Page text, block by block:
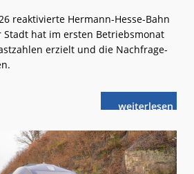
reaktivierte Hermann-Hesse-Bahn
Stadt hat im ersten Betriebsmonat
erzielt und die Nachfrage-
weiterlese
nHHB:
Erwartungen